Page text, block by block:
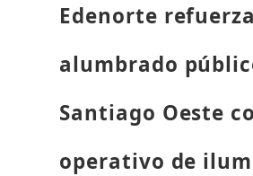
Edenorte refuerza
alumbrado
Santiago Oeste
operativo de